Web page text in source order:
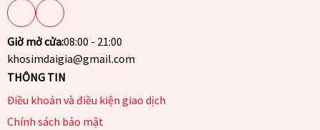
Giờ mở cửa:08:00 - 21:00
khosimdaigia@gmail.com
THÔNG TIN
Điều khoản và điều kiện giao dịch
Chính sách bảo mật